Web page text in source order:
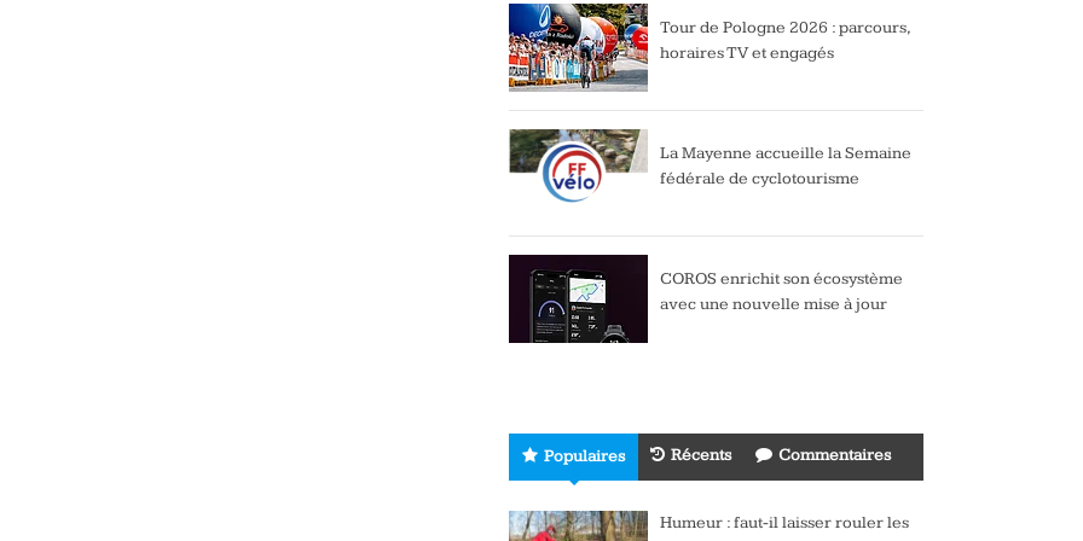
Tour de Pologne 2026 : parcours,
horaires TV et engagés
La Mayenne accueille la Semaine
fédérale de cyclotourisme
COROS enrichit son écosystème
avec une nouvelle mise à jour
Populaires Récents Commentaires
Humeur : faut-il laisser rouler les